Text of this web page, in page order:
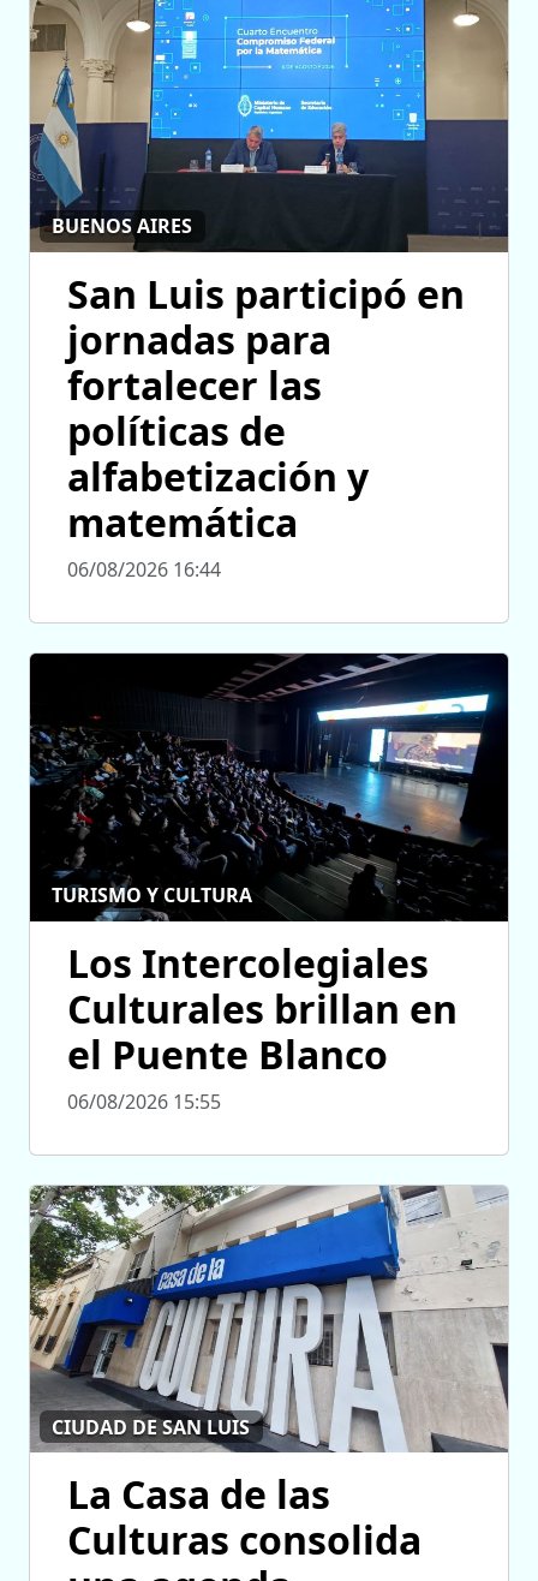
BUENOS AIRES
San Luis participó en
jornadas para
fortalecer las
políticas de
alfabetización y
matemática
06/08/2026 16:44
TURISMO Y CULTURA
Los Intercolegiales
Culturales brillan en
el Puente Blanco
06/08/2026 15:55
CIUDAD DE SAN LUIS
La Casa de las
Culturas consolida